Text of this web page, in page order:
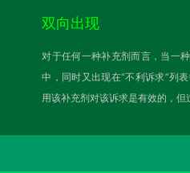
双向出现
对于任何一种补充剂而言，当一
中，同时又出现在“不利诉求”列
用该补充剂对该诉求是有效的，但